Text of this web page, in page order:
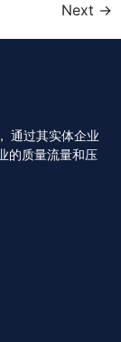
Next →
通过其实体企业
的质量流量和压